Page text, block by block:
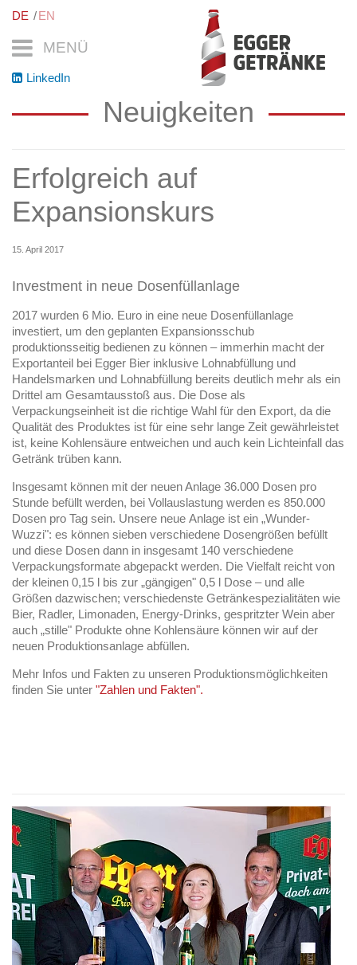
MENÜ
DE EN
LinkedIn
Neuigkeiten
Erfolgreich auf
Expansionskurs
15. April 2017
Investment in neue Dosenfüllanlage
2017 wurden 6 Mio. Euro in eine neue Dosenfüllanlage
investiert, um den geplanten Expansionsschub
produktionsseitig bedienen zu können – immerhin macht der
Exportanteil bei Egger Bier inklusive Lohnabfüllung und
Handelsmarken und Lohnabfüllung bereits deutlich mehr als ein
Drittel am Gesamtausstoß aus. Die Dose als
Verpackungseinheit ist die richtige Wahl für den Export, da die
Qualität des Produktes ist für eine sehr lange Zeit gewährleistet
ist, keine Kohlensäure entweichen und auch kein Lichteinfall das
Getränk trüben kann.
Insgesamt können mit der neuen Anlage 36.000 Dosen pro
Stunde befüllt werden, bei Vollauslastung werden es 850.000
Dosen pro Tag sein. Unsere neue Anlage ist ein „Wunder-
Wuzzi": es können sieben verschiedene Dosengrößen befüllt
und diese Dosen dann in insgesamt 140 verschiedene
Verpackungsformate abgepackt werden. Die Vielfalt reicht von
der kleinen 0,15 l bis zur „gängigen" 0,5 l Dose – und alle
Größen dazwischen; verschiedenste Getränkespezialitäten wie
Bier, Radler, Limonaden, Energy-Drinks, gespritzter Wein aber
auch „stille" Produkte ohne Kohlensäure können wir auf der
neuen Produktionsanlage abfüllen.
Mehr Infos und Fakten zu unseren Produktionsmöglichkeiten
finden Sie unter "Zahlen und Fakten".